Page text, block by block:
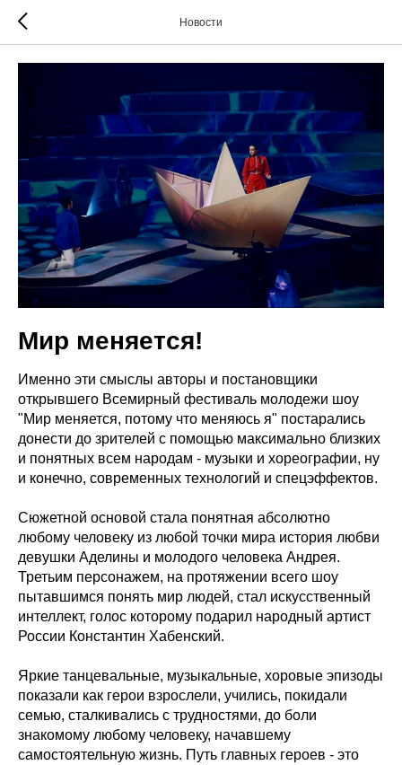
Новости
Мир меняется!
Именно эти смыслы авторы и постановщики
открывшего Всемирный фестиваль молодежи шоу
"Мир меняется, потому что меняюсь я" постарались
донести до зрителей с помощью максимально близких
и понятных всем народам - музыки и хореографии, ну
и конечно, современных технологий и спецэффектов.
Сюжетной основой стала понятная абсолютно
любому человеку из любой точки мира история любви
девушки Аделины и молодого человека Андрея.
Третьим персонажем, на протяжении всего шоу
пытавшимся понять мир людей, стал искусственный
интеллект, голос которому подарил народный артист
России Константин Хабенский.
Яркие танцевальные, музыкальные, хоровые эпизоды
показали как герои взрослели, учились, покидали
семью, сталкивались с трудностями, до боли
знакомому любому человеку, начавшему
самостоятельную жизнь. Путь главных героев - это